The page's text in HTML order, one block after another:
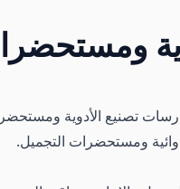
تصنيع الأدوية
ومستحضرات التجميل.